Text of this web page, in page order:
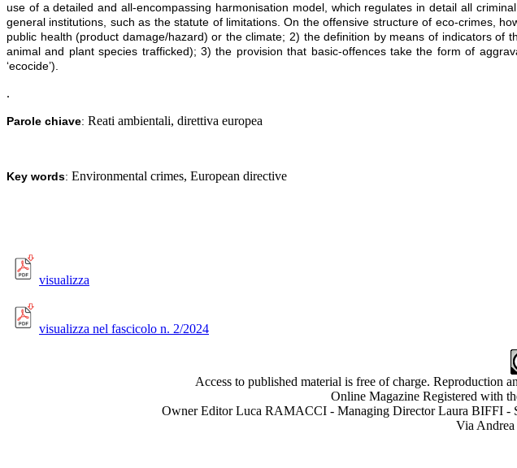
use of a detailed and all-encompassing harmonisation model, which regulates in detail all
general institutions, such as the statute of limitations. On the offensive structure of eco-crimes,
public health (product damage/hazard) or the climate; 2) the definition by means of indicators
animal and plant species trafficked); 3) the provision that basic-offences take the form of
‘ecocide’).
.
Parole chiave: Reati ambientali, direttiva europea
Key words: Environmental crimes, European directive
visualizza
visualizza nel fascicolo n. 2/2024
Access to published material is free of charge. Reproduction
Online Magazine Registered with
Owner Editor Luca RAMACCI - Managing Director Laura BIFFI
Via